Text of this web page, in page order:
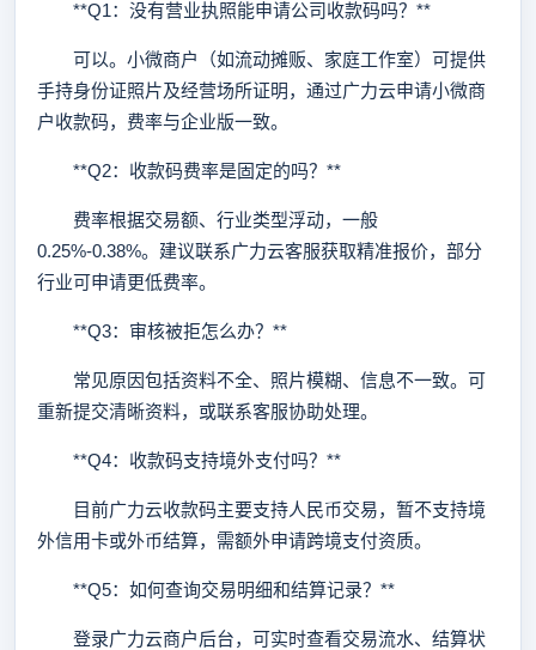
**Q1：没有营业执照能申请公司收款码吗？**
可以。小微商户（如流动摊贩、家庭工作室）可提供
手持身份证照片及经营场所证明，通过广力云申请小微商
户收款码，费率与企业版一致。
**Q2：收款码费率是固定的吗？**
费率根据交易额、行业类型浮动，一般
0.25%-0.38%。建议联系广力云客服获取精准报价，部分
行业可申请更低费率。
**Q3：审核被拒怎么办？**
常见原因包括资料不全、照片模糊、信息不一致。可
重新提交清晰资料，或联系客服协助处理。
**Q4：收款码支持境外支付吗？**
目前广力云收款码主要支持人民币交易，暂不支持境
外信用卡或外币结算，需额外申请跨境支付资质。
**Q5：如何查询交易明细和结算记录？**
登录广力云商户后台，可实时查看交易流水、结算状